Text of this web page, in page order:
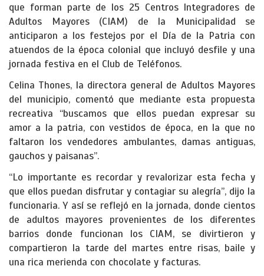
que forman parte de los 25 Centros Integradores de
Adultos Mayores (CIAM) de la Municipalidad se
anticiparon a los festejos por el Día de la Patria con
atuendos de la época colonial que incluyó desfile y una
jornada festiva en el Club de Teléfonos.
Celina Thones, la directora general de Adultos Mayores
del municipio, comentó que mediante esta propuesta
recreativa “buscamos que ellos puedan expresar su
amor a la patria, con vestidos de época, en la que no
faltaron los vendedores ambulantes, damas antiguas,
gauchos y paisanas”.
“Lo importante es recordar y revalorizar esta fecha y
que ellos puedan disfrutar y contagiar su alegría”, dijo la
funcionaria. Y así se reflejó en la jornada, donde cientos
de adultos mayores provenientes de los diferentes
barrios donde funcionan los CIAM, se divirtieron y
compartieron la tarde del martes entre risas, baile y
una rica merienda con chocolate y facturas.